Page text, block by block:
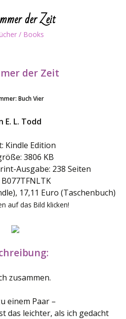
der Zeit
/ Books
der Zeit
Buch Vier
E. L. Todd
Kindle Edition
3806 KB
Ausgabe: 238 Seiten
B077TFNLTK
17,11 Euro (Taschenbuch)
auf das Bild klicken!
zusammen.
einem Paar –
das leichter, als ich gedacht